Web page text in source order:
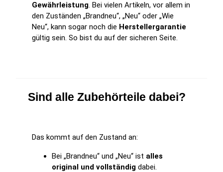
Gewährleistung. Bei vielen Artikeln, vor allem in
den Zuständen „Brandneu“, „Neu“ oder „Wie
Neu“, kann sogar noch die Herstellergarantie
gültig sein. So bist du auf der sicheren Seite.
Sind alle Zubehörteile dabei?
Das kommt auf den Zustand an:
Bei „Brandneu“ und „Neu“ ist alles
original und vollständig dabei.